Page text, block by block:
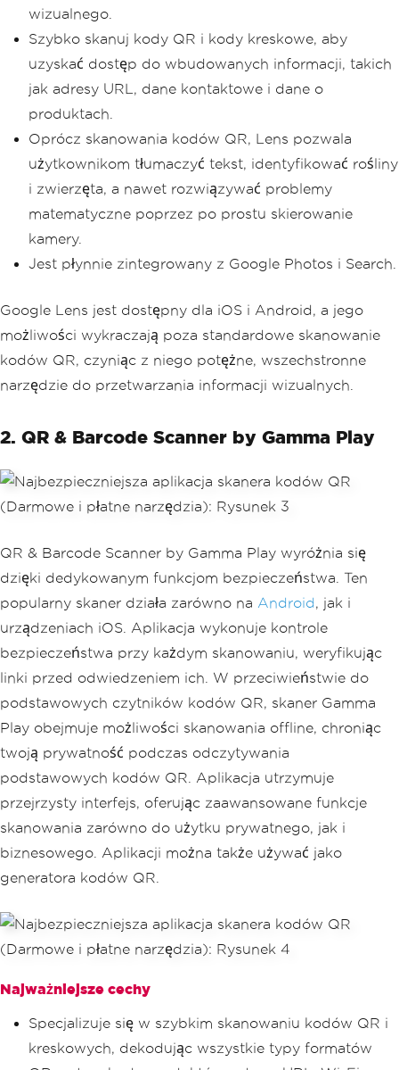
wizualnego.
Szybko skanuj kody QR i kody kreskowe, aby
uzyskać dostęp do wbudowanych informacji, takich
jak adresy URL, dane kontaktowe i dane o
produktach.
Oprócz skanowania kodów QR, Lens pozwala
użytkownikom tłumaczyć tekst, identyfikować rośliny
i zwierzęta, a nawet rozwiązywać problemy
matematyczne poprzez po prostu skierowanie
kamery.
Jest płynnie zintegrowany z Google Photos i Search.
Google Lens jest dostępny dla iOS i Android, a jego
możliwości wykraczają poza standardowe skanowanie
kodów QR, czyniąc z niego potężne, wszechstronne
narzędzie do przetwarzania informacji wizualnych.
2. QR & Barcode Scanner by Gamma Play
QR & Barcode Scanner by Gamma Play wyróżnia się
dzięki dedykowanym funkcjom bezpieczeństwa. Ten
popularny skaner działa zarówno na Android, jak i
urządzeniach iOS. Aplikacja wykonuje kontrole
bezpieczeństwa przy każdym skanowaniu, weryfikując
linki przed odwiedzeniem ich. W przeciwieństwie do
podstawowych czytników kodów QR, skaner Gamma
Play obejmuje możliwości skanowania offline, chroniąc
twoją prywatność podczas odczytywania
podstawowych kodów QR. Aplikacja utrzymuje
przejrzysty interfejs, oferując zaawansowane funkcje
skanowania zarówno do użytku prywatnego, jak i
biznesowego. Aplikacji można także używać jako
generatora kodów QR.
Najważniejsze cechy
Specjalizuje się w szybkim skanowaniu kodów QR i
kreskowych, dekodując wszystkie typy formatów